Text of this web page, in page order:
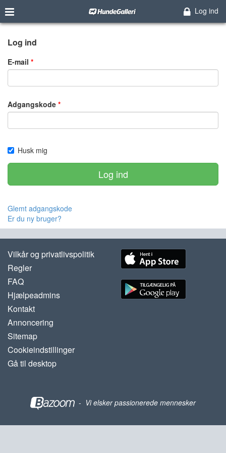
Log ind
Log ind
E-mail
Adgangskode
Husk mig
Log ind
Glemt adgangskode
Er du ny bruger?
Vilkår og privatlivspolitik
Regler
FAQ
Hjælpeadmins
Kontakt
Annoncering
Sitemap
Cookieindstillinger
Gå til desktop
- Vi elsker passionerede mennesker